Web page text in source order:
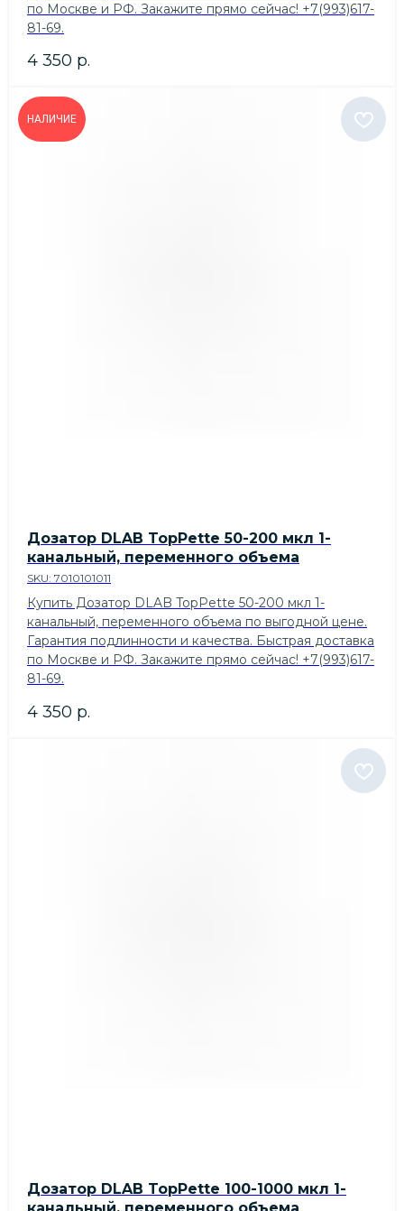
по Москве и РФ. Закажите прямо сейчас! +7(993)617-
81-69.
4 350 р.
НАЛИЧИЕ
Дозатор DLAB TopPette 50-200 мкл 1-
канальный, переменного объема
SKU: 7010101011
Купить Дозатор DLAB TopPette 50-200 мкл 1-
канальный, переменного объема по выгодной цене.
Гарантия подлинности и качества. Быстрая доставка
по Москве и РФ. Закажите прямо сейчас! +7(993)617-
81-69.
4 350 р.
Дозатор DLAB TopPette 100-1000 мкл 1-